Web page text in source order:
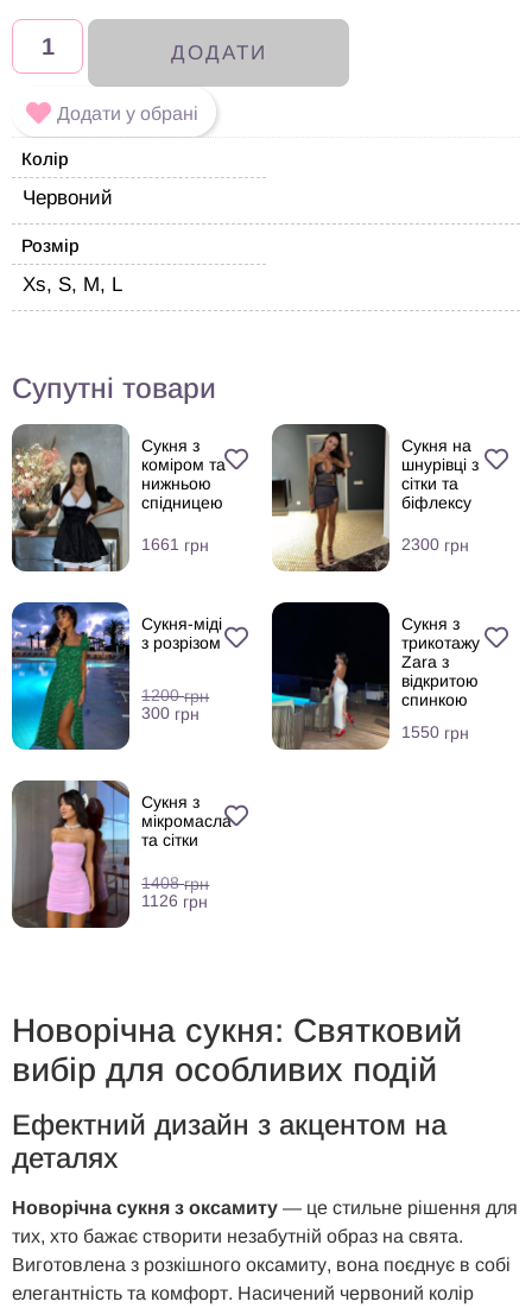
ДОДАТИ
Додати у обрані
Колір
Червоний
Розмір
Xs, S, M, L
Супутні товари
Сукня з
коміром та
нижньою
спідницею
1661 грн
Сукня на
шнурівці з
сітки та
біфлексу
2300 грн
Сукня-міді
з розрізом
1200грн
300 грн
Сукня з
трикотажу
Zara з
відкритою
спинкою
1550 грн
Сукня з
мікромасла
та сітки
1408грн
1126 грн
Новорічна сукня: Святковий
вибір для особливих подій
Ефектний дизайн з акцентом на
деталях
Новорічна сукня з оксамиту — це стильне рішення для
тих, хто бажає створити незабутній образ на свята.
Виготовлена з розкішного оксамиту, вона поєднує в собі
елегантність та комфорт. Насичений червоний колір